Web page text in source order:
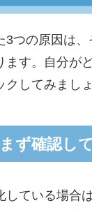
3つの原因は
ます。自分が
してみましょ
ず確認し
している場合